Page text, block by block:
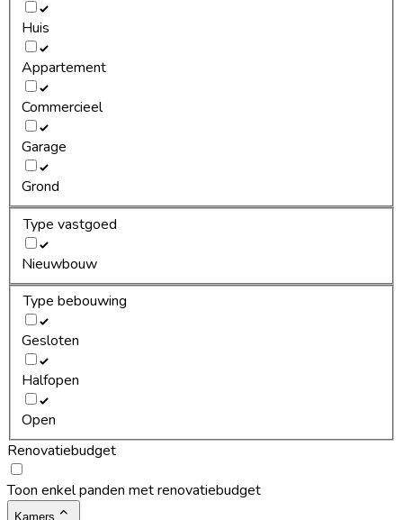
Huis
Appartement
Commercieel
Garage
Grond
Type vastgoed
Nieuwbouw
Type bebouwing
Gesloten
Halfopen
Open
Renovatiebudget
Toon enkel panden met renovatiebudget
Kamers